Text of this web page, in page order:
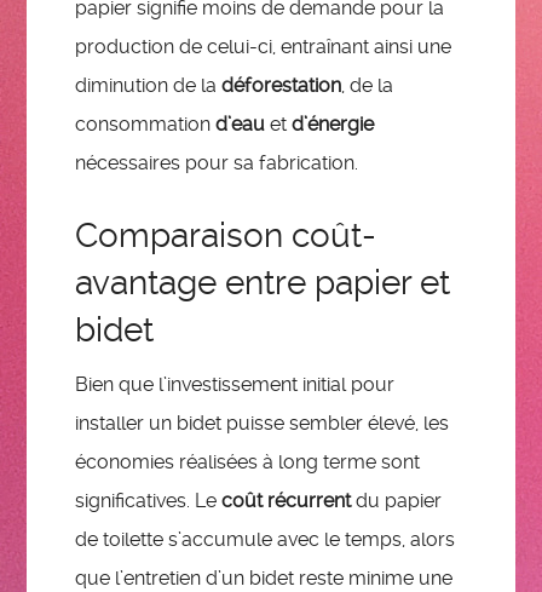
papier signifie moins de demande pour la
production de celui-ci, entraînant ainsi une
diminution de ladéforestation, de la
consommationd’eau etd’énergie
nécessaires pour sa fabrication.
Comparaison coût-
avantage entre papier et
bidet
Bien que l’investissement initial pour
installer un bidet puisse sembler élevé, les
économies réalisées à long terme sont
significatives. Lecoût récurrentdu papier
de toilette s’accumule avec le temps, alors
que l’entretien d’un bidet reste minime une